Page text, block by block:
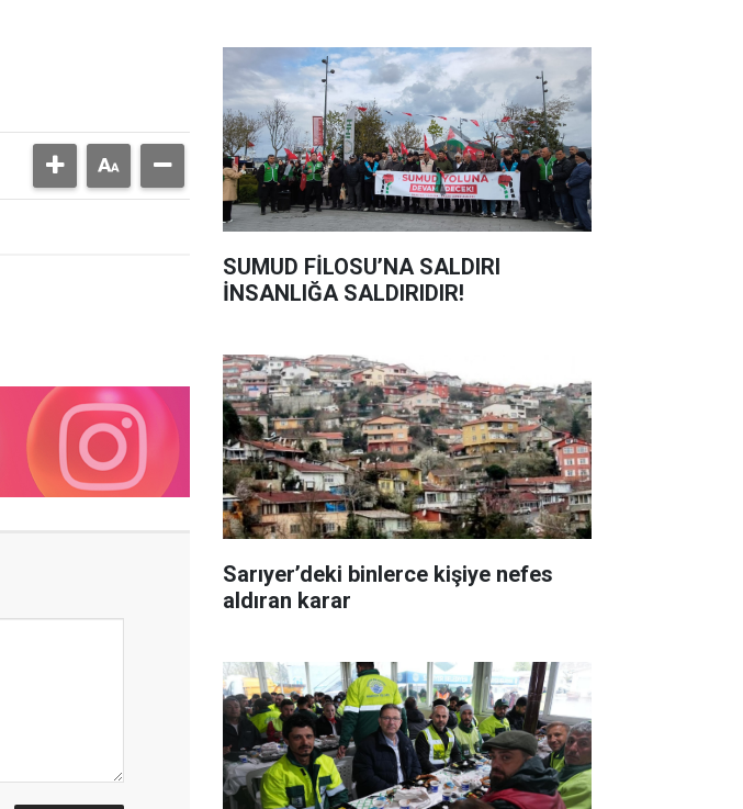
SUMUD FİLOSU’NA SALDIRI
İNSANLIĞA SALDIRIDIR!
Sarıyer’deki binlerce kişiye nefes
aldıran karar